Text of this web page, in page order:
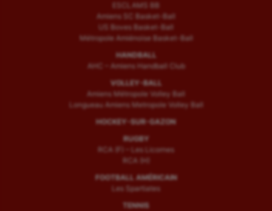
ESCLAMS BB
Amiens SC Basket-Ball
US Boves Basket-Ball
Métropole Amiénoise Basket-Ball
HANDBALL
AHC – Amiens Handball Club
VOLLEY-BALL
Amiens Métropole Volley Ball
Longueau Amiens Metropole Volley Ball
HOCKEY-SUR-GAZON
RUGBY
RCA (F) – Les Licornes
RCA (H)
FOOTBALL AMÉRICAIN
Les Spartiates
TENNIS